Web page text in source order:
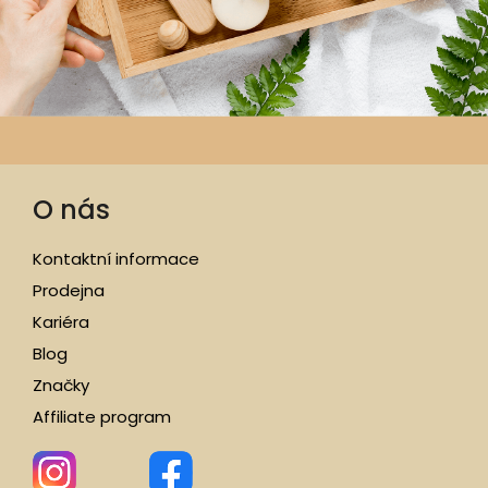
O nás
Kontaktní informace
Prodejna
Kariéra
Blog
Značky
Affiliate program